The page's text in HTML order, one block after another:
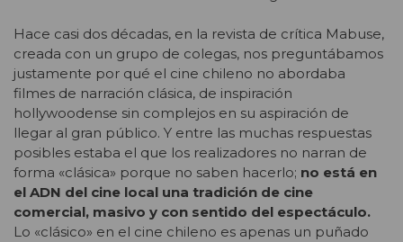
Hace casi dos décadas, en la revista de crítica Mabuse,
creada con un grupo de colegas, nos preguntábamos
justamente por qué el cine chileno no abordaba
filmes de narración clásica, de inspiración
hollywoodense sin complejos en su aspiración de
llegar al gran público. Y entre las muchas respuestas
posibles estaba el que los realizadores no narran de
forma «clásica» porque no saben hacerlo; no está en
el ADN del cine local una tradición de cine
comercial, masivo y con sentido del espectáculo.
Lo «clásico» en el cine chileno es apenas un puñado